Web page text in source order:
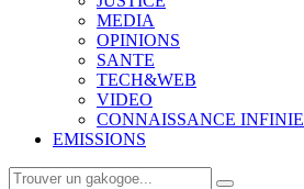
MEDIA
OPINIONS
SANTE
TECH&WEB
VIDEO
CONNAISSANCE INFINIE
EMISSIONS